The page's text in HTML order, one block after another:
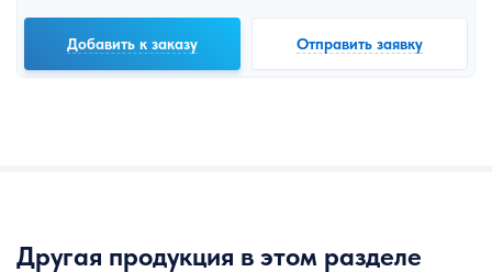
Добавить к заказу Отправить заявку
Другая продукция в этом разделе